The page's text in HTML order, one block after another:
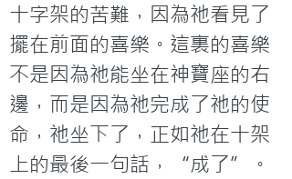
十字架的苦難，因為祂看見了
擺在前面的喜樂。這裏的喜樂
不是因為祂能坐在神寶座的右
邊，而是因為祂完成了祂的使
命，祂坐下了，正如祂在十架
上的最後一句話，“成了”。